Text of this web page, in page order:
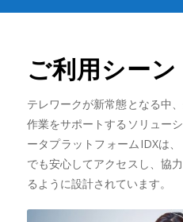
ご利用シー
テレワークが新常態となる中
作業をサポートするソリュー
ータプラットフォームIDXは
でも安心してアクセスし、協
るように設計されています。